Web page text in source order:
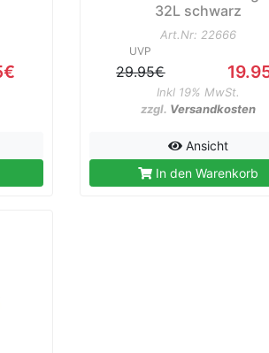
32L schwarz
Art.Nr: 22666
UVP
29.95€
Inkl 19% MwSt.
zzgl. Versandkosten
Ansicht
In den Warenkorb